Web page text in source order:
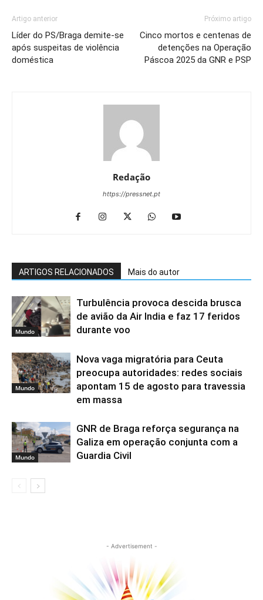
Artigo anterior
Líder do PS/Braga demite-se
após suspeitas de violência
doméstica
Próximo artigo
Cinco mortos e centenas de
detenções na Operação
Páscoa 2025 da GNR e PSP
Redação
https://pressnet.pt
ARTIGOS RELACIONADOS Mais do autor
Mundo
Turbulência provoca descida brusca
de avião da Air India e faz 17 feridos
durante voo
Mundo
Nova vaga migratória para Ceuta
preocupa autoridades: redes sociais
apontam 15 de agosto para travessia
em massa
Mundo
GNR de Braga reforça segurança na
Galiza em operação conjunta com a
Guardia Civil
- Advertisement -